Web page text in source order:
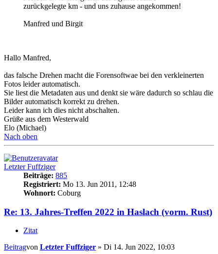
zurückgelegte km - und uns zuhause angekommen!
Manfred und Birgit
Hallo Manfred,
das falsche Drehen macht die Forensoftwae bei den verkleinerten
Fotos leider automatisch.
Sie liest die Metadaten aus und denkt sie wäre dadurch so schlau die
Bilder automatisch korrekt zu drehen.
Leider kann ich dies nicht abschalten.
Grüße aus dem Westerwald
Elo (Michael)
Nach oben
Letzter Fuffziger
Beiträge: 885
Registriert: Mo 13. Jun 2011, 12:48
Wohnort: Coburg
Re: 13. Jahres-Treffen 2022 in Haslach (vorm. Rust)
Zitat
Beitragvon Letzter Fuffziger » Di 14. Jun 2022, 10:03